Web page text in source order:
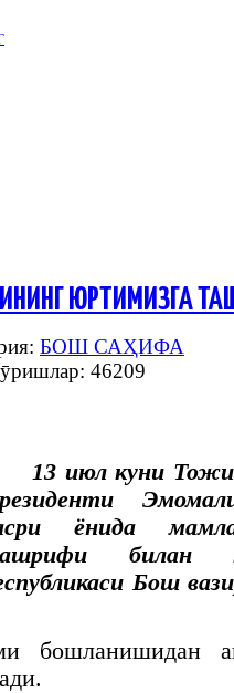
ЮРТИМИЗГА
БОШ САҲИФА
46209
13 июл куни
ёнида
билан
Бош
бошланишидан